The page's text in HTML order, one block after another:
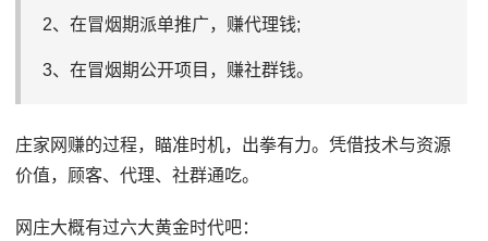
2、在冒烟期派单推广，赚代理钱;
3、在冒烟期公开项目，赚社群钱。
庄家网赚的过程，瞄准时机，出拳有力。凭借技术与资源
价值，顾客、代理、社群通吃。
网庄大概有过六大黄金时代吧：